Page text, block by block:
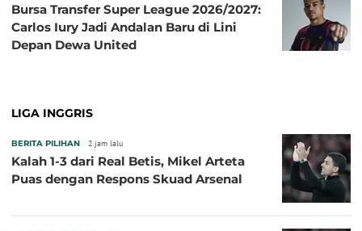
Bursa Transfer Super League 2026/2027:
Carlos Iury Jadi Andalan Baru di Lini
Depan Dewa United
LIGA INGGRIS
BERITA PILIHAN 2 jam lalu
Kalah 1-3 dari Real Betis, Mikel Arteta
Puas dengan Respons Skuad Arsenal